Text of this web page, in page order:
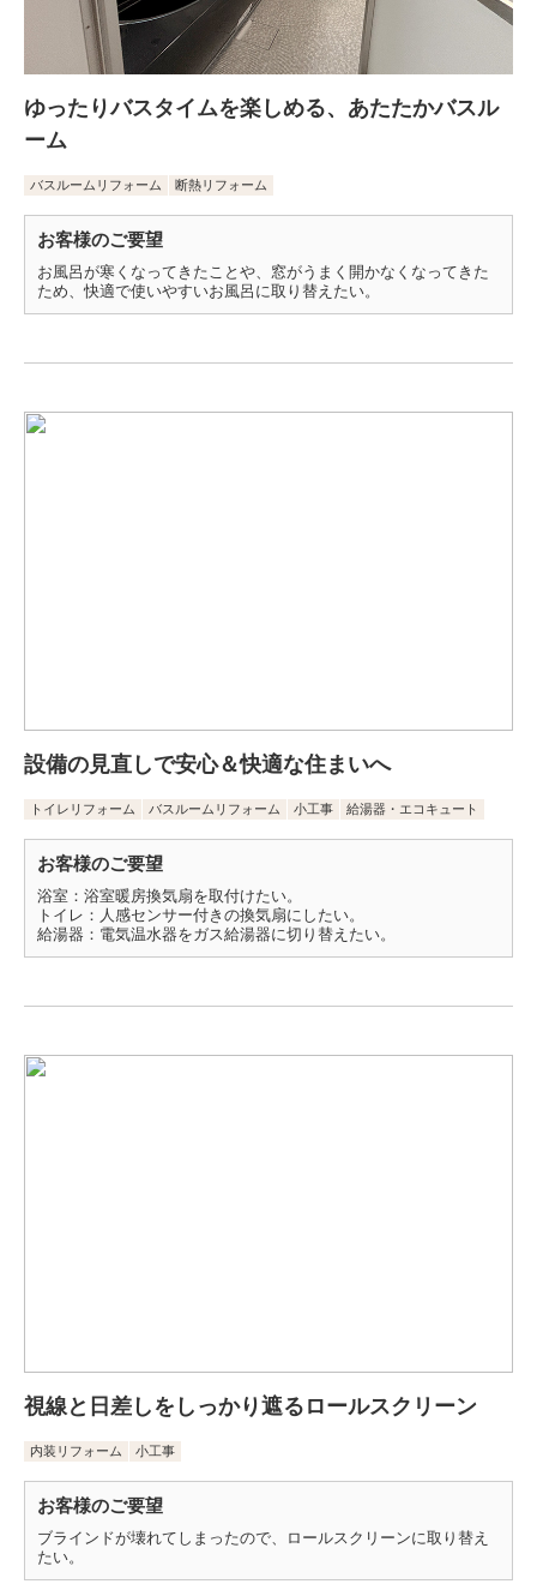
ゆったりバスタイムを楽しめる、あたたかバスル
ーム
バスルームリフォーム 断熱リフォーム
お客様のご要望
お風呂が寒くなってきたことや、窓がうまく開かなくなってきた
ため、快適で使いやすいお風呂に取り替えたい。
設備の見直しで安心＆快適な住まいへ
トイレリフォーム バスルームリフォーム 小工事 給湯器・エコキュート
お客様のご要望
浴室：浴室暖房換気扇を取付けたい。
トイレ：人感センサー付きの換気扇にしたい。
給湯器：電気温水器をガス給湯器に切り替えたい。
視線と日差しをしっかり遮るロールスクリーン
内装リフォーム 小工事
お客様のご要望
ブラインドが壊れてしまったので、ロールスクリーンに取り替え
たい。